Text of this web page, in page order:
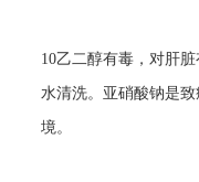
10乙二醇有毒，对肝
水清洗。亚硝酸钠是
境。